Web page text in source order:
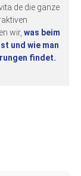
die ganze
wir, was beim
und wie man
findet.